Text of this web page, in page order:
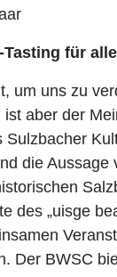
für
um uns zu
aber der
die
des „uisge
Der BWSC